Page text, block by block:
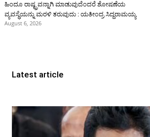
ಹಿಂದೂ ರಾಷ್ಟ್ರವನ್ನಾಗಿ ಮಾಡುವುದೆಂದರೆ ಶೋಷಣೆಯ
ವ್ಯವಸ್ಥೆಯನ್ನು ಮರಳಿ ತರುವುದು : ಯತೀಂದ್ರ ಸಿದ್ದರಾಮಯ್ಯ
August 6, 2026
Latest article